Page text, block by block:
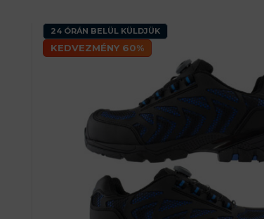
24 ÓRÁN BELÜL KÜLDJÜK
KEDVEZMÉNY 60%